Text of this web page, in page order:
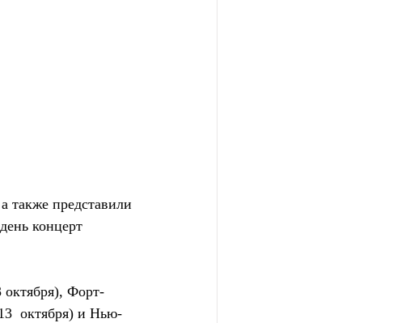
также представили
концерт
Форт-
октября) и Нью-